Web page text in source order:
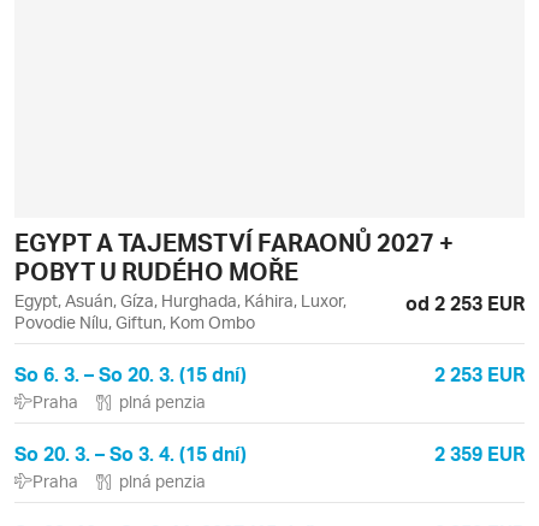
EGYPT A TAJEMSTVÍ FARAONŮ 2027 +
POBYT U RUDÉHO MOŘE
Egypt, Asuán, Gíza, Hurghada, Káhira, Luxor,
Povodie Nílu, Giftun, Kom Ombo
od 2 253 EUR
So 6. 3. – So 20. 3. (15 dní) 2 253 EUR
Praha plná penzia
So 20. 3. – So 3. 4. (15 dní) 2 359 EUR
Praha plná penzia